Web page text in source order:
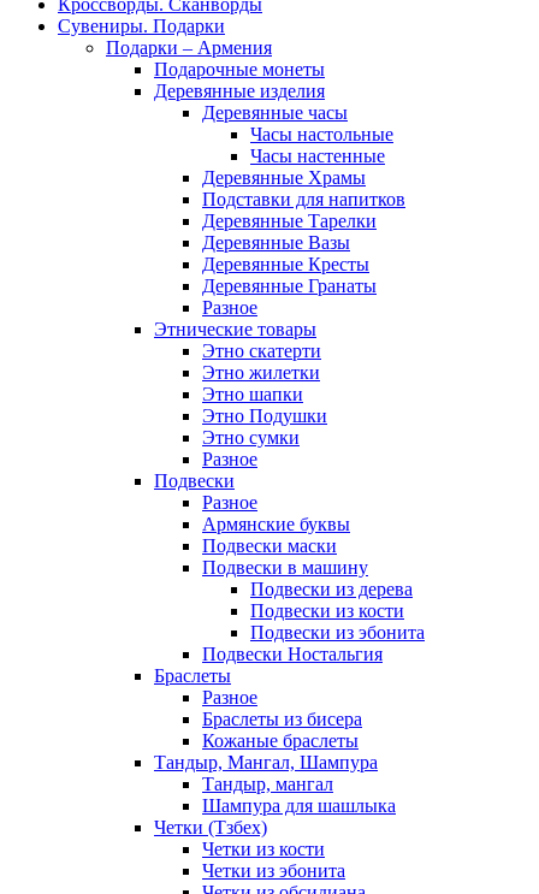
Кроссворды. Сканворды
Сувениры. Подарки
Подарки – Армения
Подарочные монеты
Деревянные изделия
Деревянные часы
Часы настольные
Часы настенные
Деревянные Храмы
Подставки для напитков
Деревянные Тарелки
Деревянные Вазы
Деревянные Кресты
Деревянные Гранаты
Разное
Этнические товары
Этно скатерти
Этно жилетки
Этно шапки
Этно Подушки
Этно сумки
Разное
Подвески
Разное
Армянские буквы
Подвески маски
Подвески в машину
Подвески из дерева
Подвески из кости
Подвески из эбонита
Подвески Ностальгия
Браслеты
Разное
Браслеты из бисера
Кожаные браслеты
Тандыр, Мангал, Шампура
Тандыр, мангал
Шампура для шашлыка
Четки (Тзбех)
Четки из кости
Четки из эбонита